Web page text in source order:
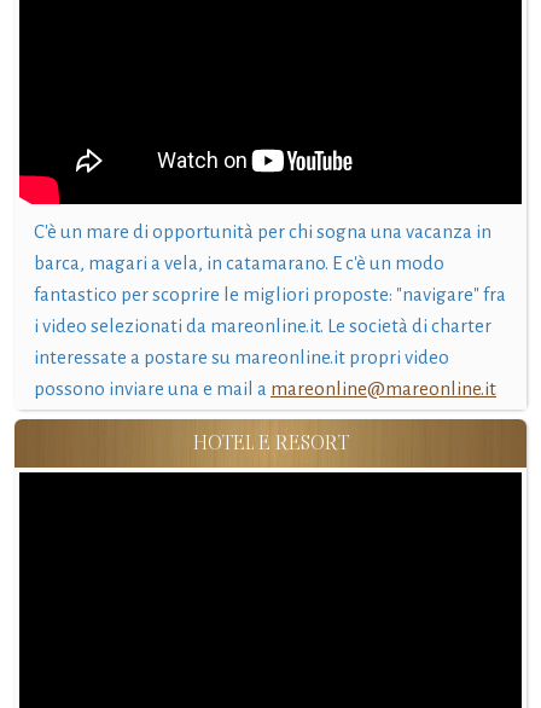
C'è un mare di opportunità per chi sogna una vacanza in
barca, magari a vela, in catamarano. E c'è un modo
fantastico per scoprire le migliori proposte: "navigare" fra
i video selezionati da mareonline.it. Le società di charter
interessate a postare su mareonline.it propri video
possono inviare una e mail a mareonline@mareonline.it
HOTEL E RESORT